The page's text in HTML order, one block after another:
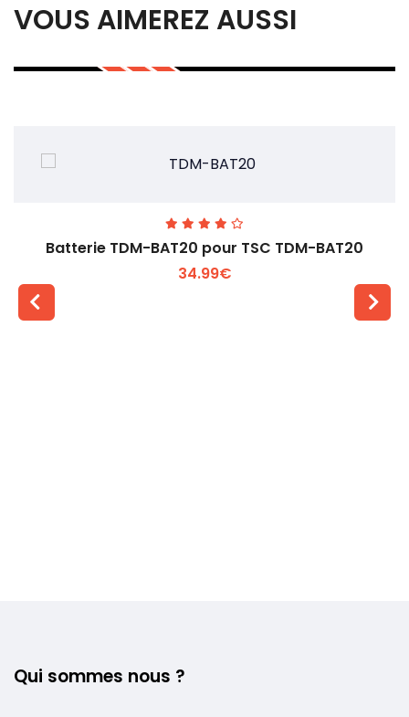
VOUS AIMEREZ AUSSI
Batterie TDM-BAT20 pour TSC TDM-BAT20
34.99€
Qui sommes nous ?